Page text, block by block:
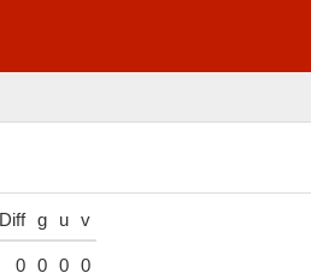
Diff g u v
0 0 0 0